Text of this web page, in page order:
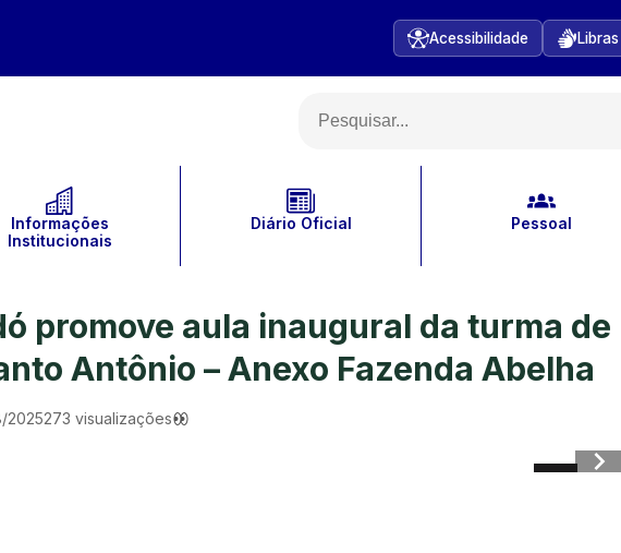
Acessibilidade Libras
Informações
Institucionais
Diário Oficial Pessoal
promove aula inaugural da turma de
Antônio – Anexo Fazenda Abelha
2025273 visualizações